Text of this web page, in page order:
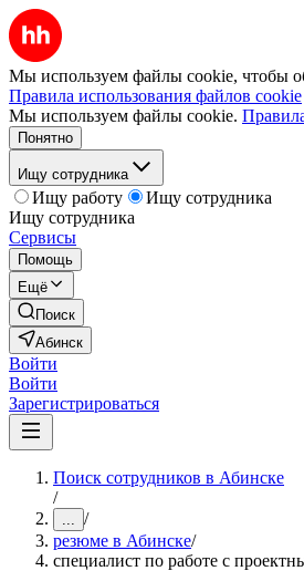
Мы используем файлы cookie, чтобы
Правила использования файлов cookie
Мы используем файлы cookie.
Понятно
Ищу сотрудника
Ищу работу
Ищу сотрудника
Ищу сотрудника
Сервисы
Помощь
Ещё
Поиск
Абинск
Войти
Войти
Зарегистрироваться
Поиск сотрудников в Абинске
/
... /
резюме в Абинске/
специалист по работе с